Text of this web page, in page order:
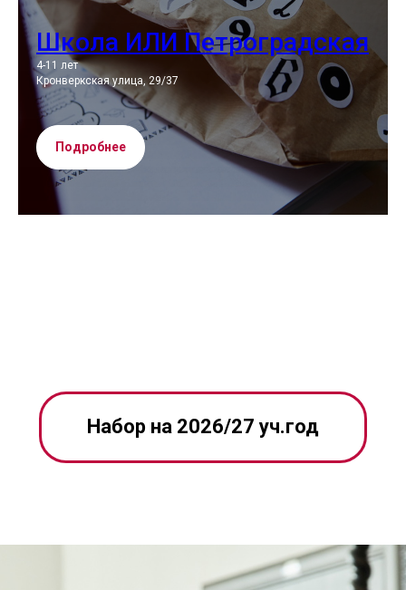
Школа ИЛИ Петроградская
4-11 лет
Кронверкская улица, 29/37
Подробнее
Набор на 2026/27 уч.год